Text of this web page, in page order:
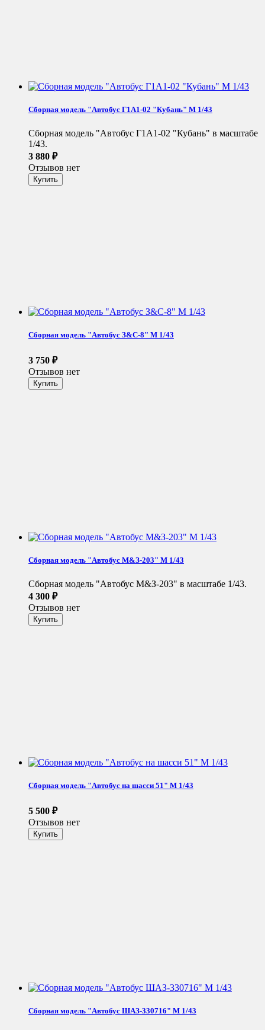
Сборная модель "Автобус Г1А1-02 "Кубань" М 1/43
Сборная модель "Автобус Г1А1-02 "Кубань" в масштабе
1/43.
3 880 ₽
Отзывов нет
Сборная модель "Автобус З&С-8" М 1/43
3 750 ₽
Отзывов нет
Сборная модель "Автобус М&З-203" М 1/43
Сборная модель "Автобус М&З-203" в масштабе 1/43.
4 300 ₽
Отзывов нет
Сборная модель "Автобус на шасси 51" М 1/43
5 500 ₽
Отзывов нет
Сборная модель "Автобус ШАЗ-330716" М 1/43